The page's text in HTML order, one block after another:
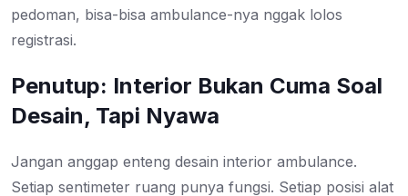
pedoman, bisa-bisa ambulance-nya nggak lolos
registrasi.
Penutup: Interior Bukan Cuma Soal
Desain, Tapi Nyawa
Jangan anggap enteng desain interior ambulance.
Setiap sentimeter ruang punya fungsi. Setiap posisi alat